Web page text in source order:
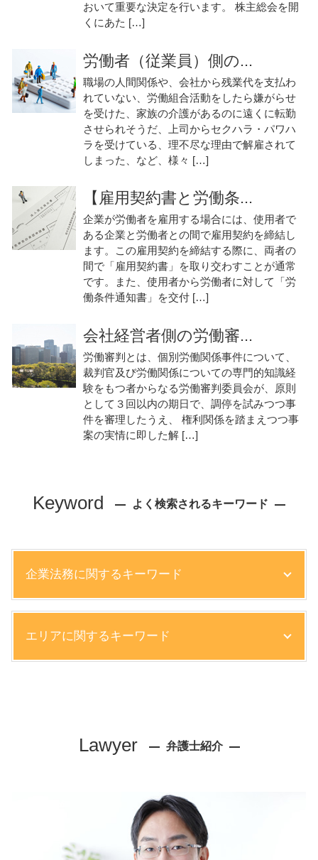
おいて重要な決定を行います。 株主総会を開
くにあた […]
労働者（従業員）側の...
職場の人間関係や、会社から残業代を支払わ
れていない、労働組合活動をしたら嫌がらせ
を受けた、家族の介護があるのに遠くに転勤
させられそうだ、上司からセクハラ・パワハ
ラを受けている、理不尽な理由で解雇されて
しまった、など、様々 […]
【雇用契約書と労働条...
企業が労働者を雇用する場合には、使用者で
ある企業と労働者との間で雇用契約を締結し
ます。この雇用契約を締結する際に、両者の
間で「雇用契約書」を取り交わすことが通常
です。また、使用者から労働者に対して「労
働条件通知書」を交付 […]
会社経営者側の労働審...
労働審判とは、個別労働関係事件について、
裁判官及び労働関係についての専門的知識経
験をもつ者からなる労働審判委員会が、原則
として３回以内の期日で、調停を試みつつ事
件を審理したうえ、 権利関係を踏まえつつ事
案の実情に即した解 […]
Keyword よく検索されるキーワード
企業法務に関するキーワード
リーガルチェック 法務部
知的財産権 侵害 事例
株主総会 取締役会
債権回収 法律
エリアに関するキーワード
企業法務 弁護士 相談 神戸市
顧問弁護士 弁護士 相談 大阪市
離婚 弁護士 相談 大阪市
離婚 弁護士 相談 神戸市
Lawyer 弁護士紹介